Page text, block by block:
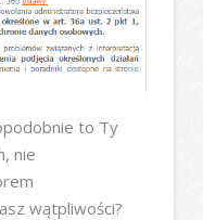
to Ty
nie
wątpliwości?